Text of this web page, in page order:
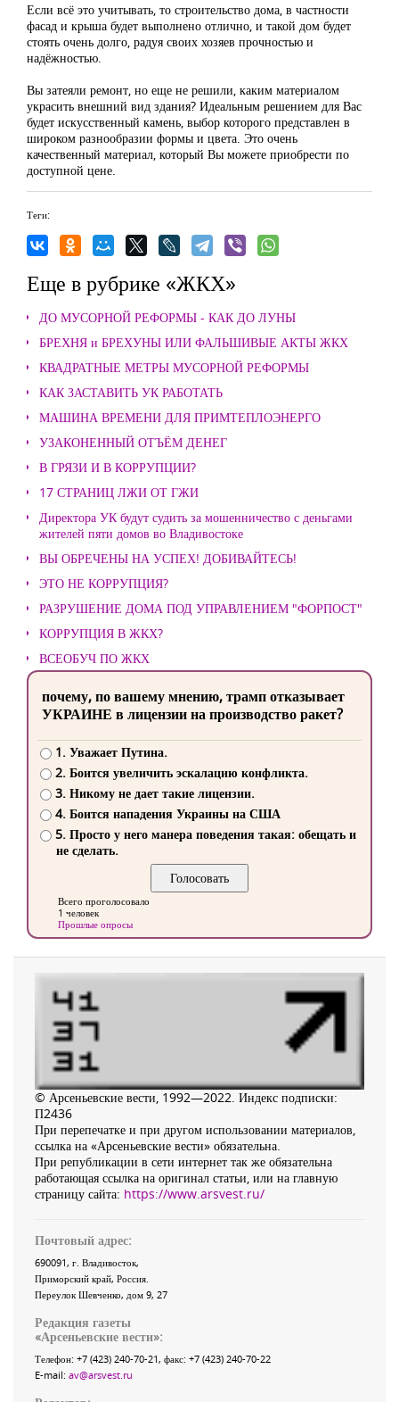
Если всё это учитывать, то строительство дома, в частности
фасад и крыша будет выполнено отлично, и такой дом будет
стоять очень долго, радуя своих хозяев прочностью и
надёжностью.
Вы затеяли ремонт, но еще не решили, каким материалом
украсить внешний вид здания? Идеальным решением для Вас
будет искусственный камень, выбор которого представлен в
широком разнообразии формы и цвета. Это очень
качественный материал, который Вы можете приобрести по
доступной цене.
Теги:
Еще в рубрике «ЖКХ»
ДО МУСОРНОЙ РЕФОРМЫ - КАК ДО ЛУНЫ
БРЕХНЯ и БРЕХУНЫ ИЛИ ФАЛЬШИВЫЕ АКТЫ ЖКХ
КВАДРАТНЫЕ МЕТРЫ МУСОРНОЙ РЕФОРМЫ
КАК ЗАСТАВИТЬ УК РАБОТАТЬ
МАШИНА ВРЕМЕНИ ДЛЯ ПРИМТЕПЛОЭНЕРГО
УЗАКОНЕННЫЙ ОТЪЁМ ДЕНЕГ
В ГРЯЗИ И В КОРРУПЦИИ?
17 СТРАНИЦ ЛЖИ ОТ ГЖИ
Директора УК будут судить за мошенничество с деньгами
жителей пяти домов во Владивостоке
ВЫ ОБРЕЧЕНЫ НА УСПЕХ! ДОБИВАЙТЕСЬ!
ЭТО НЕ КОРРУПЦИЯ?
РАЗРУШЕНИЕ ДОМА ПОД УПРАВЛЕНИЕМ "ФОРПОСТ"
КОРРУПЦИЯ В ЖКХ?
ВСЕОБУЧ ПО ЖКХ
почему, по вашему мнению, трамп отказывает
УКРАИНЕ в лицензии на производство ракет?
1. Уважает Путина.
2. Боится увеличить эскалацию конфликта.
3. Никому не дает такие лицензии.
4. Боится нападения Украины на США
5. Просто у него манера поведения такая: обещать и
не сделать.
Всего проголосовало
1 человек
Прошлые опросы
© Арсеньевские вести, 1992—2022. Индекс подписки:
П2436
При перепечатке и при другом использовании материалов,
ссылка на «Арсеньевские вести» обязательна.
При републикации в сети интернет так же обязательна
работающая ссылка на оригинал статьи, или на главную
страницу сайта: https://www.arsvest.ru/
Почтовый адрес:
690091, г. Владивосток,
Приморский край, Россия
Переулок Шевченко, дом 9, 27
Редакция газеты
«Арсеньевские вести»:
Телефон: +7 (423) 240-70-21, факс: +7 (423) 240-70-22
E-mail: av@arsvest.ru